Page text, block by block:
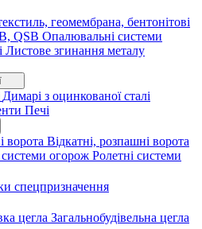
геомембрана, бентонітові
QSB Опалювальні системи
Листове згинання металу
Димарі з оцинкованої сталі
Печі
ворота Відкатні, розпашні ворота
системи огорож Ролетні системи
спецпризначення
цегла Загальнобудівельна цегла